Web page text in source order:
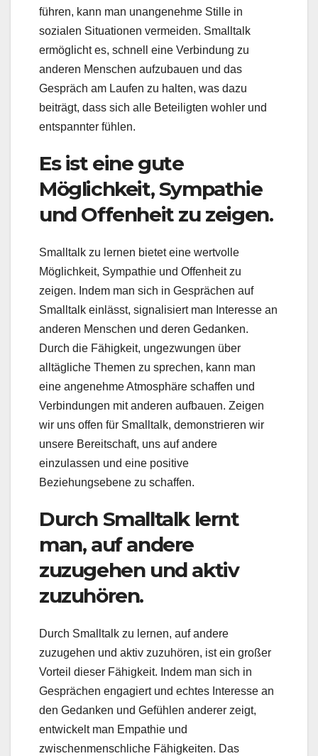
führen, kann man unangenehme Stille in
sozialen Situationen vermeiden. Smalltalk
ermöglicht es, schnell eine Verbindung zu
anderen Menschen aufzubauen und das
Gespräch am Laufen zu halten, was dazu
beiträgt, dass sich alle Beteiligten wohler und
entspannter fühlen.
Es ist eine gute
Möglichkeit, Sympathie
und Offenheit zu zeigen.
Smalltalk zu lernen bietet eine wertvolle
Möglichkeit, Sympathie und Offenheit zu
zeigen. Indem man sich in Gesprächen auf
Smalltalk einlässt, signalisiert man Interesse an
anderen Menschen und deren Gedanken.
Durch die Fähigkeit, ungezwungen über
alltägliche Themen zu sprechen, kann man
eine angenehme Atmosphäre schaffen und
Verbindungen mit anderen aufbauen. Zeigen
wir uns offen für Smalltalk, demonstrieren wir
unsere Bereitschaft, uns auf andere
einzulassen und eine positive
Beziehungsebene zu schaffen.
Durch Smalltalk lernt
man, auf andere
zuzugehen und aktiv
zuzuhören.
Durch Smalltalk zu lernen, auf andere
zuzugehen und aktiv zuzuhören, ist ein großer
Vorteil dieser Fähigkeit. Indem man sich in
Gesprächen engagiert und echtes Interesse an
den Gedanken und Gefühlen anderer zeigt,
entwickelt man Empathie und
zwischenmenschliche Fähigkeiten. Das